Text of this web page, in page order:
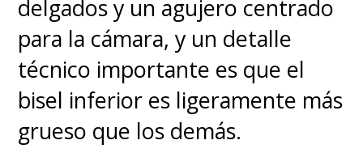
delgados y un agujero centrado
para la cámara, y un detalle
técnico importante es que el
bisel inferior es ligeramente más
grueso que los demás.